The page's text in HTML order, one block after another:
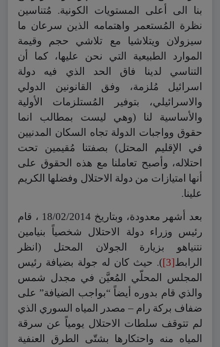
بنا الى أعلى المستويات الكونية. مُتناسين
نظرة المُستعمر واهتمامه الذين سرعان ما
سيزولان ويتلاشيا مع تلاشي حجم وقيمة
الموارد الطبيعية التي نحن عليها، كما أن
التناسي لدينا فاق الحد الذي فيه دولة
اسرائيل مُلزمة، وفق القانونين الدولي
والاسرائيلي، بتوفير المُستلزمات الأولية
والأساسية لنا (وهي ليست بمطالب انما
حقوق وواجبات الدولة تجاه السكان المدنيين
في الإقليم المحتل) بصفتنا مُقيمين تحت
احتلاله، وأصبح تعاملنا مع هذه الحقوق على
أنها امتيازات من دولة الاحتلال وفضلها الكريم
علينا.
بعد أشهر معدودة، وبتاريخ 18/02/2014 ، قام
رئيس وزراء دولة الاحتلال شخصياً بنيامين
نتنياهو بزيارة الجولان المحتل (انظر
الرابط[3]
). حيث كان له جولة بضيافة رئيس
المجلس المحلّي المُعيَّن في مجدل شمس
والذي قام بدوره أيضاً “بواجب الضيافة” على
ضفاف بركة رام – مصدر المياه السوري الذي
لم تتوقف سلطات الاحتلال يومياً عن سرقة
المياه منه واحتكارها بشتّى الطرق العنفية